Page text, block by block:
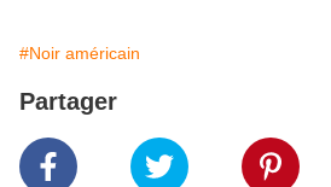
#Noir américain
Partager